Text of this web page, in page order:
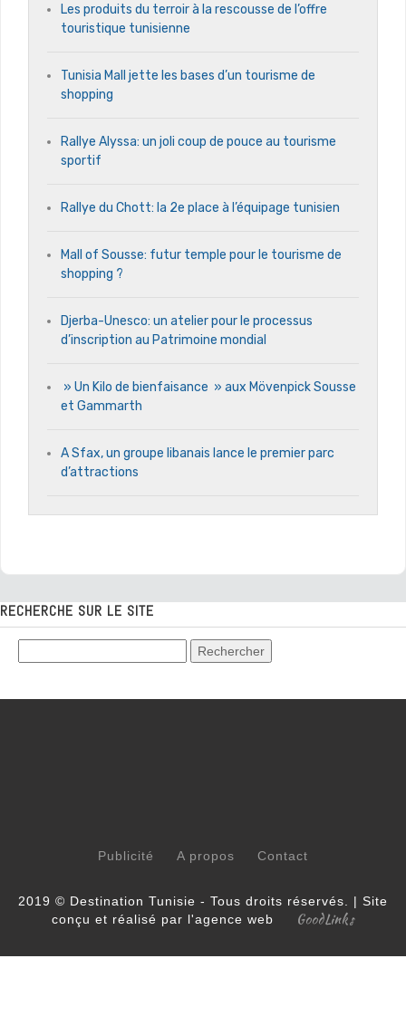
Les produits du terroir à la rescousse de l’offre
touristique tunisienne
Tunisia Mall jette les bases d’un tourisme de
shopping
Rallye Alyssa: un joli coup de pouce au tourisme
sportif
Rallye du Chott: la 2e place à l’équipage tunisien
Mall of Sousse: futur temple pour le tourisme de
shopping ?
Djerba-Unesco: un atelier pour le processus
d’inscription au Patrimoine mondial
» Un Kilo de bienfaisance » aux Mövenpick Sousse
et Gammarth
A Sfax, un groupe libanais lance le premier parc
d’attractions
RECHERCHE SUR LE SITE
Publicité A propos Contact
2019 © Destination Tunisie - Tous droits réservés. | Site
conçu et réalisé par l'agence web
GoodLinks